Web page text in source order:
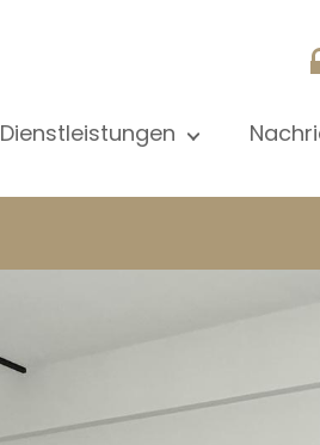
Dienstleistungen
Gebäudemanagment